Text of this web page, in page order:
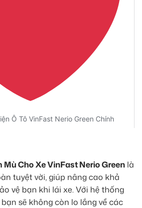
Mù Cho Xe VinFast Nerio Green là
tuyệt vời, giúp nâng cao khả
vệ bạn khi lái xe. Với hệ thống
sẽ không còn lo lắng về các